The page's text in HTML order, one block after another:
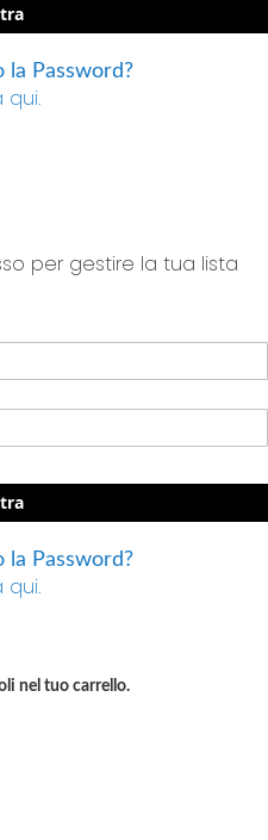
la Password?
qui.
per gestire la tua lista
la Password?
qui.
nel tuo carrello.